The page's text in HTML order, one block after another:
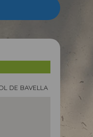
DE BAVELLA